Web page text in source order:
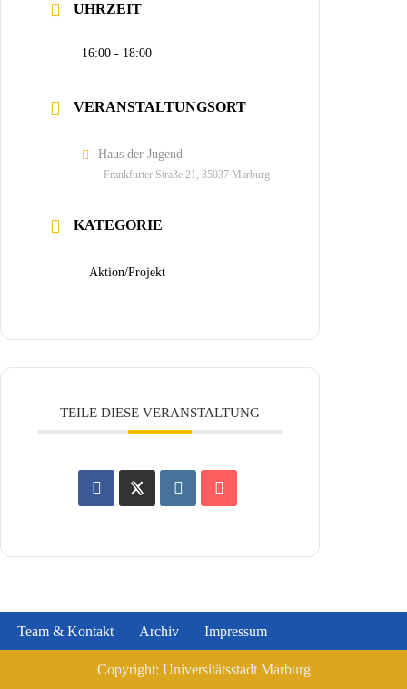
UHRZEIT
16:00 - 18:00
VERANSTALTUNGSORT
Haus der Jugend
Frankfurter Straße 21, 35037 Marburg
KATEGORIE
Aktion/Projekt
TEILE DIESE VERANSTALTUNG
Team & Kontakt Archiv Impressum
Copyright: Universitätsstadt Marburg